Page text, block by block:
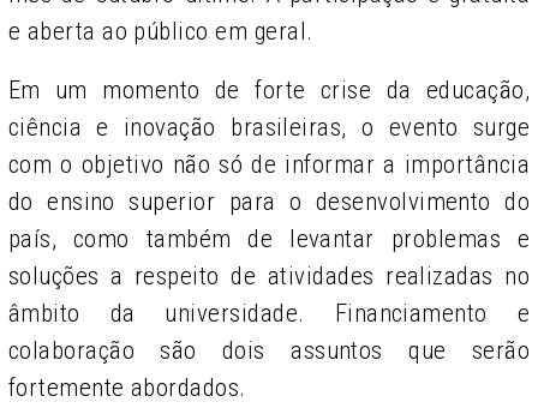
e aberta ao público em geral.
Em um momento de forte crise da educação,
ciência e inovação brasileiras, o evento surge
com o objetivo não só de informar a importância
do ensino superior para o desenvolvimento do
país, como também de levantar problemas e
soluções a respeito de atividades realizadas no
âmbito da universidade. Financiamento e
colaboração são dois assuntos que serão
fortemente abordados.